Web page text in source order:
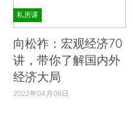
私房课
向松祚：宏观经济70
讲，带你了解国内外
经济大局
2022年04月06日